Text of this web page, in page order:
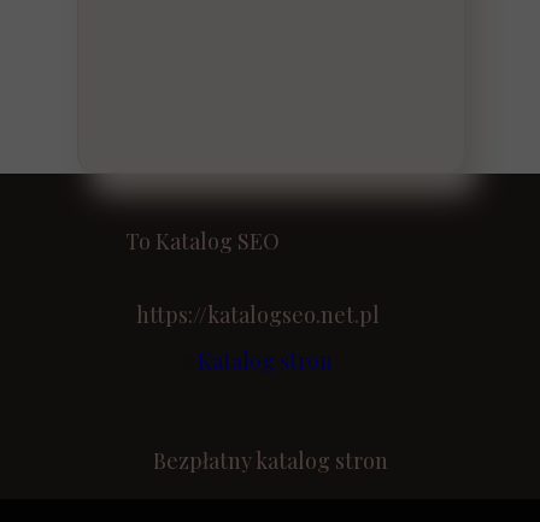
Katalog stron
Bezpłatny katalog stron
To Katalog SEO
https://katalogseo.net.pl